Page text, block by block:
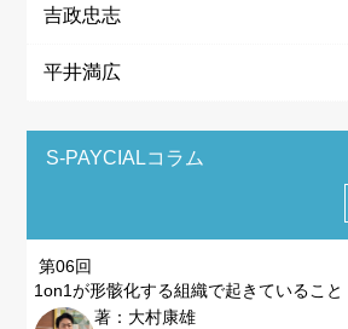
吉政忠志
平井満広
S-PAYCIALコラム
第06回
1on1が形骸化する組織で起きていること
著：大村康雄